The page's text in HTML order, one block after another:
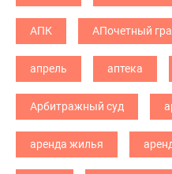
АПК АПочетный
апрель аптека
Арбитражный суд
аренда жилья